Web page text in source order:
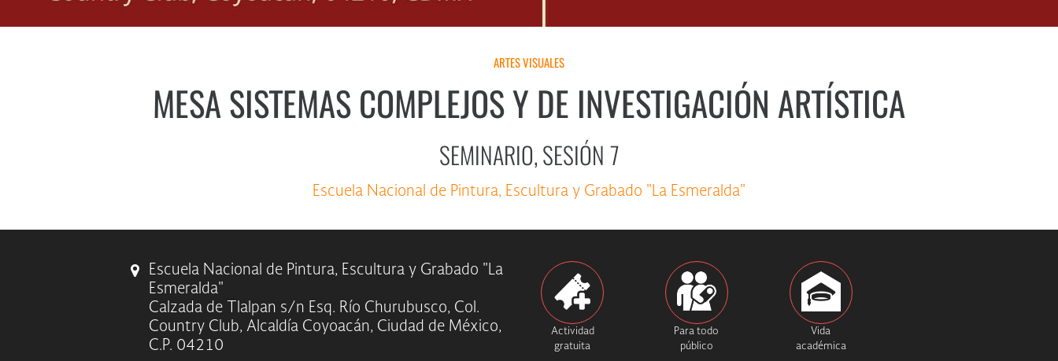
ARTES VISUALES
MESA SISTEMAS COMPLEJOS Y DE INVESTIGACIÓN ARTÍSTICA
SEMINARIO, SESIÓN 7
Escuela Nacional de Pintura, Escultura y Grabado "La Esmeralda"
Escuela Nacional de Pintura, Escultura y Grabado "La
Esmeralda"
Calzada de Tlalpan s/n Esq. Río Churubusco, Col.
Country Club, Alcaldía Coyoacán, Ciudad de México,
C.P. 04210
Actividad
gratuita
Para todo
público
Vida
académica